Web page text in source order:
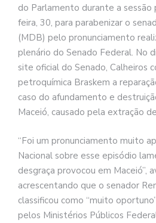
do Parlamento durante a
feira, 30, para parabenizar o
(MDB) pelo pronunciamento
plenário do Senado Federal. No
site oficial do Senado, Calheiros
petroquímica Braskem a
caso do afundamento e
Maceió, causado pela extração
“Foi um pronunciamento muito
Nacional sobre esse episódio
desgraça provocou em Maceió”,
acrescentando que o senador
classificou como “muito
pelos Ministérios Públicos